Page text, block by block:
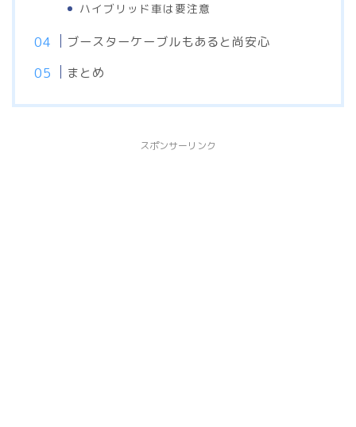
ハイブリッド車は要注意
ブースターケーブルもあると尚安心
まとめ
スポンサーリンク